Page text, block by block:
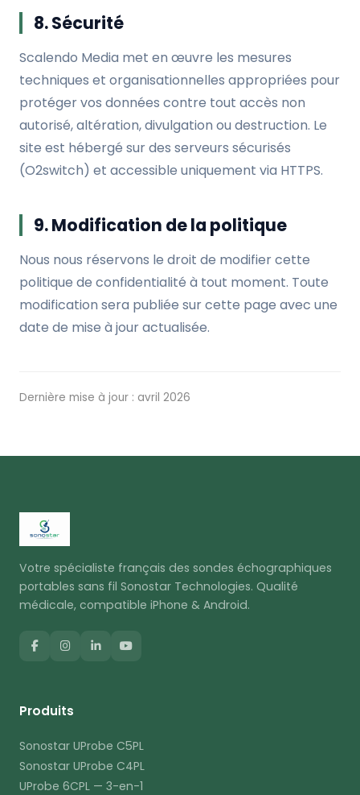
8. Sécurité
Scalendo Media met en œuvre les mesures
techniques et organisationnelles appropriées pour
protéger vos données contre tout accès non
autorisé, altération, divulgation ou destruction. Le
site est hébergé sur des serveurs sécurisés
(O2switch) et accessible uniquement via HTTPS.
9. Modification de la politique
Nous nous réservons le droit de modifier cette
politique de confidentialité à tout moment. Toute
modification sera publiée sur cette page avec une
date de mise à jour actualisée.
Dernière mise à jour : avril 2026
Votre spécialiste français des sondes échographiques
portables sans fil Sonostar Technologies. Qualité
médicale, compatible iPhone & Android.
Produits
Sonostar UProbe C5PL
Sonostar UProbe C4PL
UProbe 6CPL — 3-en-1